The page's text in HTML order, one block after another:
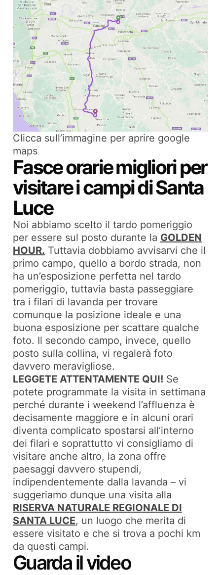
Clicca sull’immagine per aprire google
maps
Fasce orarie migliori per
visitare i campi di Santa
Luce
Noi abbiamo scelto il tardo pomeriggio
per essere sul posto durante la GOLDEN
HOUR. Tuttavia dobbiamo avvisarvi che il
primo campo, quello a bordo strada, non
ha un’esposizione perfetta nel tardo
pomeriggio, tuttavia basta passeggiare
tra i filari di lavanda per trovare
comunque la posizione ideale e una
buona esposizione per scattare qualche
foto. Il secondo campo, invece, quello
posto sulla collina, vi regalerà foto
davvero meravigliose.
LEGGETE ATTENTAMENTE QUI! Se
potete programmate la visita in settimana
perché durante i weekend l’affluenza è
decisamente maggiore e in alcuni orari
diventa complicato spostarsi all’interno
dei filari e soprattutto vi consigliamo di
visitare anche altro, la zona offre
paesaggi davvero stupendi,
indipendentemente dalla lavanda – vi
suggeriamo dunque una visita alla
RISERVA NATURALE REGIONALE DI
SANTA LUCE, un luogo che merita di
essere visitato e che si trova a pochi km
da questi campi.
Guarda il video